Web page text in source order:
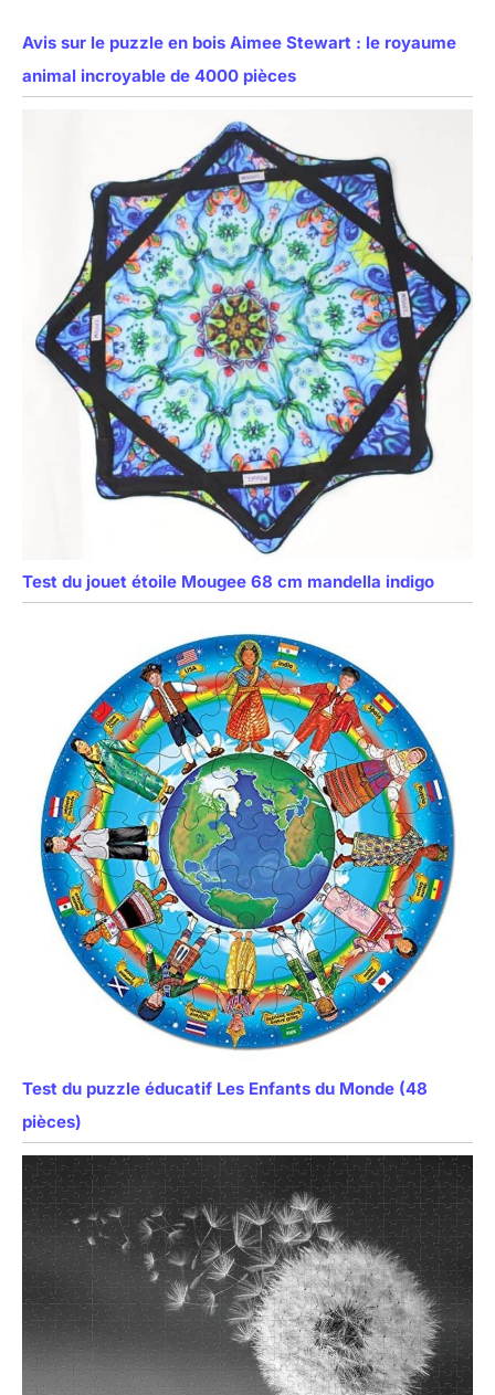
Avis sur le puzzle en bois Aimee Stewart : le royaume
animal incroyable de 4000 pièces
Test du jouet étoile Mougee 68 cm mandella indigo
Test du puzzle éducatif Les Enfants du Monde (48
pièces)